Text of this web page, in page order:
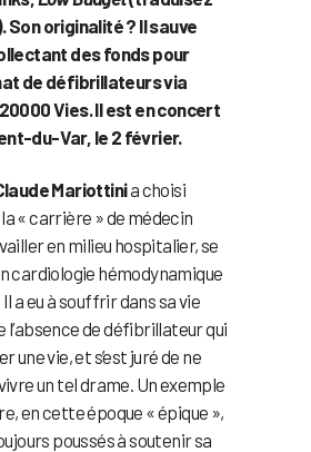
originalité ? Il sauve
des fonds pour
de défibrillateurs via
Vies. Il est en concert
du-Var, le 2 février.
Mariottinia choisi
« carrière » de médecin
en milieu hospitalier, se
cardiologie hémodynamique
a eu à souffrir dans sa vie
l’absence de défibrillateur qui
une vie, et s’est juré de ne
un tel drame. Un exemple
en cette époque « épique »,
poussés à soutenir sa